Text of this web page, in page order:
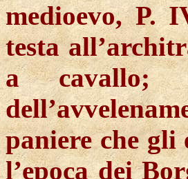
medioevo, P.
testa
a cavallo;
paniere che
l’epoca dei